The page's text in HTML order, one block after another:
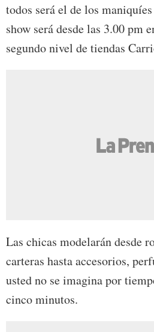
todos será el de los
show será desde las 3.00 pm
segundo nivel de tiendas
Las chicas modelarán desde
carteras hasta accesorios,
usted no se imagina por
cinco minutos.